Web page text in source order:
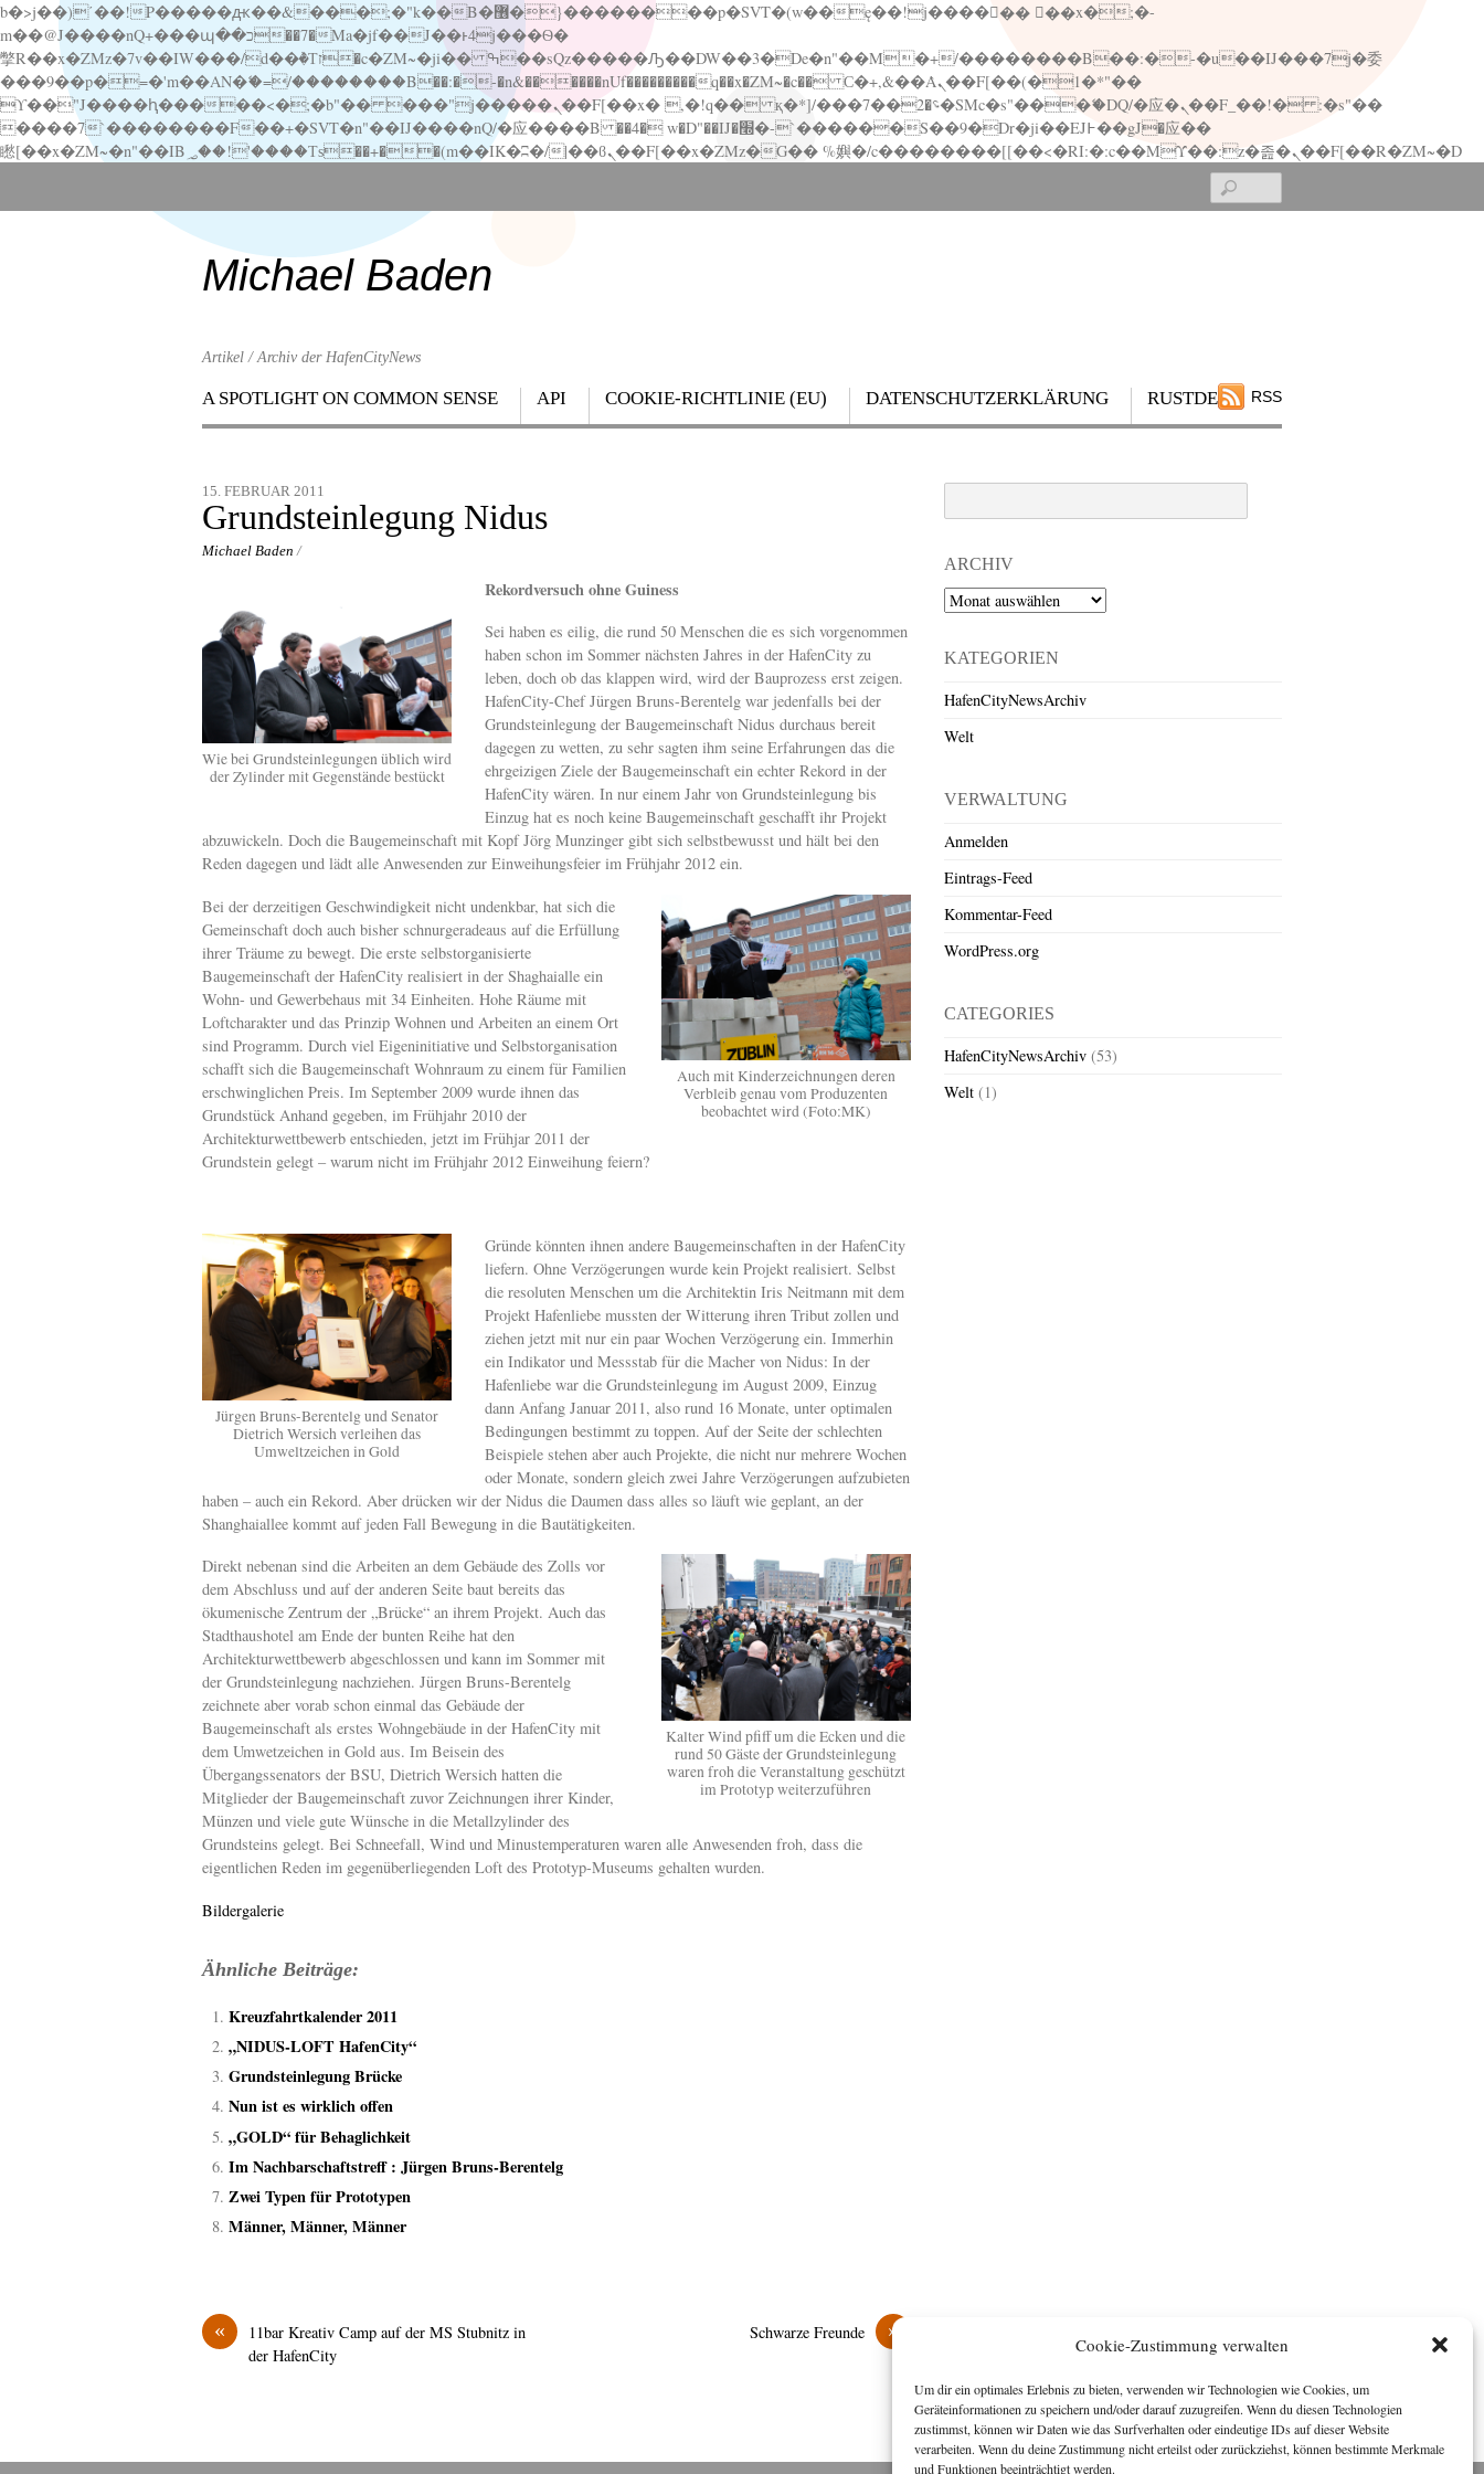
Cookie-Zustimmung verwalten
Um dir ein optimales Erlebnis zu bieten, verwenden wir Technologien wie Cookies, um
Geräteinformationen zu speichern und/oder darauf zuzugreifen. Wenn du diesen Technologien
zustimmst, können wir Daten wie das Surfverhalten oder eindeutige IDs auf dieser Website
verarbeiten. Wenn du deine Zustimmung nicht erteilst oder zurückziehst, können bestimmte Merkmale
und Funktionen beeinträchtigt werden.
b�>j��)΄��!P�����ԫ��&���;�"k��B�޶�}��������p�SVT�(w��ę��!j������ ��x�;�-
m��@J����nQ+���պ��כ��7�Ma�jf��J��ͱ4j���Ѳ�
撆R��x�ZMz�7v��IW���/d��ٞ�Тז�c�ZM~�ji�� ߒ��sQz�����Ԡ��DW��3�De�n"��M�+/��������B��:�-�u��IJ���7j�委
���9��p�=�'m��AN�ޭ�=/��������B��:�-�n&������nUf���������q��x�ZM~�c�� Ϲ�+,&��Ὰܢ��F[��(�1�*"��
ϒ��"J����ԧ�����<�;�b"�� ���"j�����ܢ��F[��x� ,�!q�� қ�*]/���؝�2��7�SMc�s"���ޭ�DQ/�应�ܢ��F_��!� :�s"��
����7`��������F��+�SVT�n"��IJ����nQ/�应����B ��4� w�D"��IJ�׭�-`������S��9�Dr�ji��EJ߅��gJ�应��
矁[��x�ZM~�n"��IB؃��!'����Тѕ��+��(m��IK�ʭ�/|��ϐܢ��F[��x�ZMz�G�� %嬩�/c��������[[��<�RI:�:c��MΎ��:z�졾�ܢ��F[��R�ZM~�D
down
Michael Baden
Artikel / Archiv der HafenCityNews
RSS
Menu
A SPOTLIGHT ON COMMON SENSE API COOKIE-RICHTLINIE (EU) DATENSCHUTZERKLÄRUNG RUSTDESK
Scroll
content
15. FEBRUAR 2011
Grundsteinlegung Nidus
Michael Baden /
Wie bei Grundsteinlegungen üblich wird
der Zylinder mit Gegenstände bestückt
Rekordversuch ohne Guiness
Sei haben es eilig, die rund 50 Menschen die es sich vorgenommen
haben schon im Sommer nächsten Jahres in der HafenCity zu
leben, doch ob das klappen wird, wird der Bauprozess erst zeigen.
HafenCity-Chef Jürgen Bruns-Berentelg war jedenfalls bei der
Grundsteinlegung der Baugemeinschaft Nidus durchaus bereit
dagegen zu wetten, zu sehr sagten ihm seine Erfahrungen das die
ehrgeizigen Ziele der Baugemeinschaft ein echter Rekord in der
HafenCity wären. In nur einem Jahr von Grundsteinlegung bis
Einzug hat es noch keine Baugemeinschaft geschafft ihr Projekt
abzuwickeln. Doch die Baugemeinschaft mit Kopf Jörg Munzinger gibt sich selbstbewusst und hält bei den
Reden dagegen und lädt alle Anwesenden zur Einweihungsfeier im Frühjahr 2012 ein.
Auch mit Kinderzeichnungen deren
Verbleib genau vom Produzenten
beobachtet wird (Foto:MK)
Bei der derzeitigen Geschwindigkeit nicht undenkbar, hat sich die
Gemeinschaft doch auch bisher schnurgeradeaus auf die Erfüllung
ihrer Träume zu bewegt. Die erste selbstorganisierte
Baugemeinschaft der HafenCity realisiert in der Shaghaialle ein
Wohn- und Gewerbehaus mit 34 Einheiten. Hohe Räume mit
Loftcharakter und das Prinzip Wohnen und Arbeiten an einem Ort
sind Programm. Durch viel Eigeninitiative und Selbstorganisation
schafft sich die Baugemeinschaft Wohnraum zu einem für Familien
erschwinglichen Preis. Im September 2009 wurde ihnen das
Grundstück Anhand gegeben, im Frühjahr 2010 der
Architekturwettbewerb entschieden, jetzt im Frühjar 2011 der
Grundstein gelegt – warum nicht im Frühjahr 2012 Einweihung feiern?
Jürgen Bruns-Berentelg und Senator
Dietrich Wersich verleihen das
Umweltzeichen in Gold
Gründe könnten ihnen andere Baugemeinschaften in der HafenCity
liefern. Ohne Verzögerungen wurde kein Projekt realisiert. Selbst
die resoluten Menschen um die Architektin Iris Neitmann mit dem
Projekt Hafenliebe mussten der Witterung ihren Tribut zollen und
ziehen jetzt mit nur ein paar Wochen Verzögerung ein. Immerhin
ein Indikator und Messstab für die Macher von Nidus: In der
Hafenliebe war die Grundsteinlegung im August 2009, Einzug
dann Anfang Januar 2011, also rund 16 Monate, unter optimalen
Bedingungen bestimmt zu toppen. Auf der Seite der schlechten
Beispiele stehen aber auch Projekte, die nicht nur mehrere Wochen
oder Monate, sondern gleich zwei Jahre Verzögerungen aufzubieten
haben – auch ein Rekord. Aber drücken wir der Nidus die Daumen dass alles so läuft wie geplant, an der
Shanghaiallee kommt auf jeden Fall Bewegung in die Bautätigkeiten.
Kalter Wind pfiff um die Ecken und die
rund 50 Gäste der Grundsteinlegung
waren froh die Veranstaltung geschützt
im Prototyp weiterzuführen
Direkt nebenan sind die Arbeiten an dem Gebäude des Zolls vor
dem Abschluss und auf der anderen Seite baut bereits das
ökumenische Zentrum der „Brücke“ an ihrem Projekt. Auch das
Stadthaushotel am Ende der bunten Reihe hat den
Architekturwettbewerb abgeschlossen und kann im Sommer mit
der Grundsteinlegung nachziehen. Jürgen Bruns-Berentelg
zeichnete aber vorab schon einmal das Gebäude der
Baugemeinschaft als erstes Wohngebäude in der HafenCity mit
dem Umwetzeichen in Gold aus. Im Beisein des
Übergangssenators der BSU, Dietrich Wersich hatten die
Mitglieder der Baugemeinschaft zuvor Zeichnungen ihrer Kinder,
Münzen und viele gute Wünsche in die Metallzylinder des
Grundsteins gelegt. Bei Schneefall, Wind und Minustemperaturen waren alle Anwesenden froh, dass die
eigentlichen Reden im gegenüberliegenden Loft des Prototyp-Museums gehalten wurden.
Bildergalerie
Ähnliche Beiträge:
Kreuzfahrtkalender 2011
„NIDUS-LOFT HafenCity“
Grundsteinlegung Brücke
Nun ist es wirklich offen
„GOLD“ für Behaglichkeit
Im Nachbarschaftstreff : Jürgen Bruns-Berentelg
Zwei Typen für Prototypen
Männer, Männer, Männer
«
11bar Kreativ Camp auf der MS Stubnitz in
der HafenCity
»
Schwarze Freunde
ARCHIV
Archiv
KATEGORIEN
HafenCityNewsArchiv
Welt
VERWALTUNG
Anmelden
Eintrags-Feed
Kommentar-Feed
WordPress.org
CATEGORIES
HafenCityNewsArchiv (53)
Welt (1)